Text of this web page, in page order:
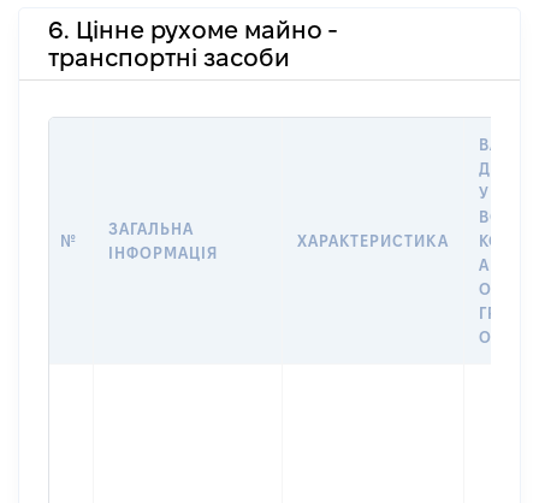
6. Цінне рухоме майно -
транспортні засоби
№
ЗАГАЛЬНА
ІНФОРМАЦІЯ
ХАРАКТЕРИСТИКА
ДАТУ
У
АБО